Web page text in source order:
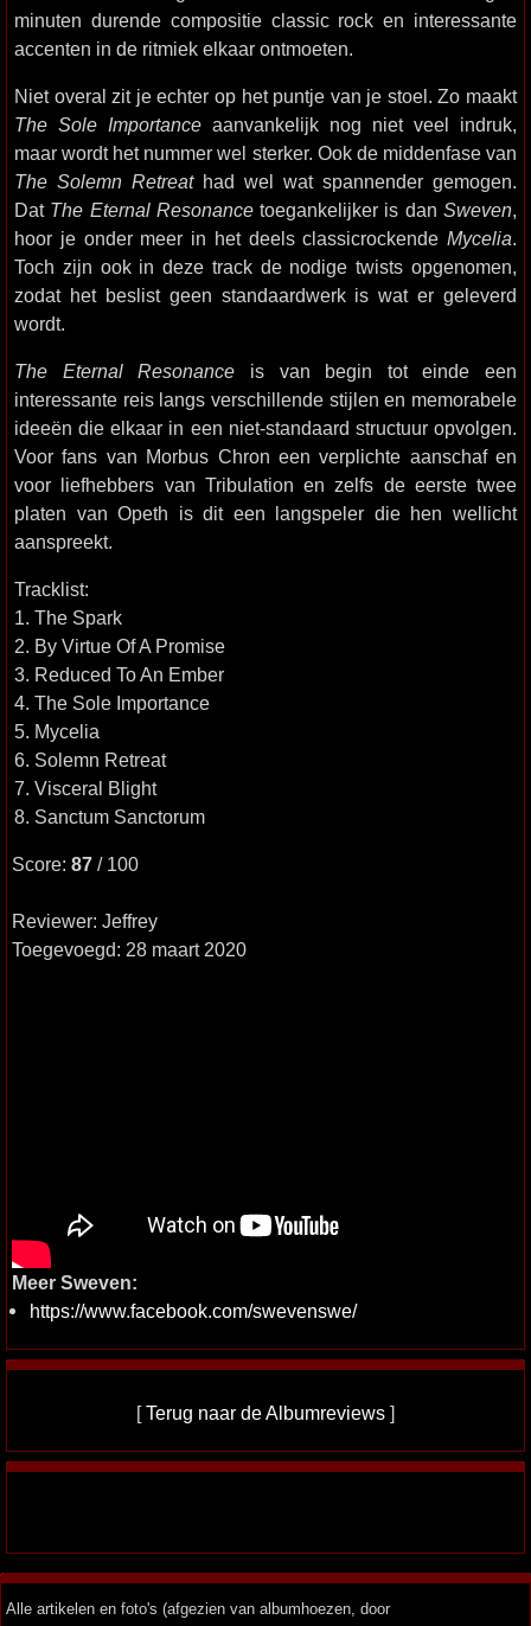
minuten durende compositie classic rock en interessante
accenten in de ritmiek elkaar ontmoeten.
Niet overal zit je echter op het puntje van je stoel. Zo maakt
The Sole Importance aanvankelijk nog niet veel indruk,
maar wordt het nummer wel sterker. Ook de middenfase van
The Solemn Retreathad wel wat spannender gemogen.
Dat The Eternal Resonancetoegankelijker is danSweven,
hoor je onder meer in het deels classicrockende Mycelia.
Toch zijn ook in deze track de nodige twists opgenomen,
zodat het beslist geen standaardwerk is wat er geleverd
wordt.
The Eternal Resonance is van begin tot einde een
interessante reis langs verschillende stijlen en memorabele
ideeën die elkaar in een niet-standaard structuur opvolgen.
Voor fans van Morbus Chron een verplichte aanschaf en
voor liefhebbers van Tribulation en zelfs de eerste twee
platen van Opeth is dit een langspeler die hen wellicht
aanspreekt.
Tracklist:
1. The Spark
2. By Virtue Of A Promise
3. Reduced To An Ember
4. The Sole Importance
5. Mycelia
6. Solemn Retreat
7. Visceral Blight
8. Sanctum Sanctorum
Score: 87 / 100
Reviewer: Jeffrey
Toegevoegd: 28 maart 2020
Meer Sweven:
https://www.facebook.com/swevenswe/
[Terug naar de Albumreviews ]
Alle artikelen en foto's (afgezien van albumhoezen, door